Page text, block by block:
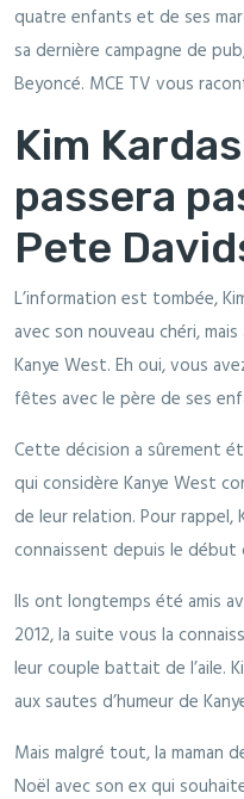
quatre enfants et de ses
sa dernière campagne de
Beyoncé. MCE TV vous
Kim
passera
Pete
L’information est tombée,
avec son nouveau chéri,
Kanye West. Eh oui, vous
fêtes avec le père de ses
Cette décision a sûrement
qui considère Kanye West
de leur relation. Pour rappel,
connaissent depuis le début
Ils ont longtemps été amis
2012, la suite vous la
leur couple battait de l’aile.
aux sautes d’humeur de
Mais malgré tout, la maman
Noël avec son ex qui